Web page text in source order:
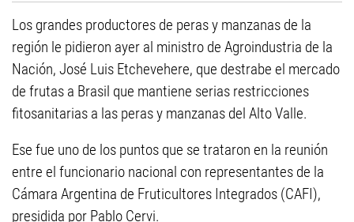
Los grandes productores de peras y manzanas de la
región le pidieron ayer al ministro de Agroindustria de la
Nación, José Luis Etchevehere, que destrabe el mercado
de frutas a Brasil que mantiene serias restricciones
fitosanitarias a las peras y manzanas del Alto Valle.
Ese fue uno de los puntos que se trataron en la reunión
entre el funcionario nacional con representantes de la
Cámara Argentina de Fruticultores Integrados (CAFI),
presidida por Pablo Cervi.